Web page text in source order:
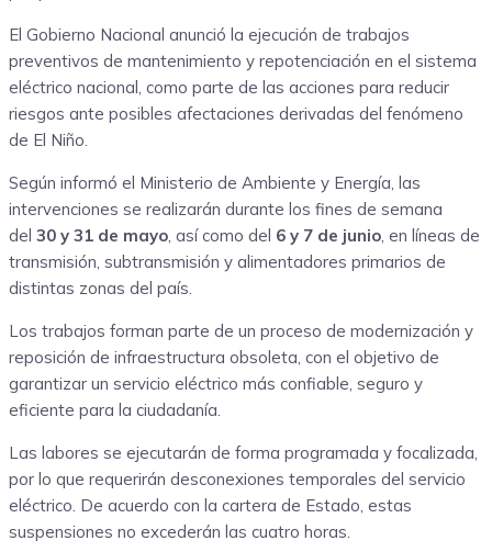
El Gobierno Nacional anunció la ejecución de trabajos
preventivos de mantenimiento y repotenciación en el sistema
eléctrico nacional, como parte de las acciones para reducir
riesgos ante posibles afectaciones derivadas del fenómeno
de El Niño.
Según informó el Ministerio de Ambiente y Energía, las
intervenciones se realizarán durante los fines de semana
del 30 y 31 de mayo, así como del 6 y 7 de junio, en líneas de
transmisión, subtransmisión y alimentadores primarios de
distintas zonas del país.
Los trabajos forman parte de un proceso de modernización y
reposición de infraestructura obsoleta, con el objetivo de
garantizar un servicio eléctrico más confiable, seguro y
eficiente para la ciudadanía.
Las labores se ejecutarán de forma programada y focalizada,
por lo que requerirán desconexiones temporales del servicio
eléctrico. De acuerdo con la cartera de Estado, estas
suspensiones no excederán las cuatro horas.